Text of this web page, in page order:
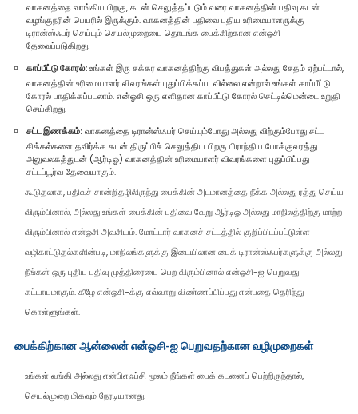
வாகனத்தை வாங்கிய பிறகு, கடன் செலுத்தப்படும் வரை வாகனத்தின் பதிவு கடன்
வழங்குநரின் பெயரில் இருக்கும். வாகனத்தின் பதிவை புதிய உரிமையாளருக்கு
டிரான்ஸ்ஃபர் செய்யும் செயல்முறையை தொடங்க பைக்கிற்கான என்ஓசி
தேவைப்படுகிறது.
காப்பீட்டு கோரல்:உங்கள் இரு சக்கர வாகனத்திற்கு விபத்துகள் அல்லது சேதம் ஏற்பட்டால்,
வாகனத்தின் உரிமையாளர் விவரங்கள் புதுப்பிக்கப்படவில்லை என்றால் உங்கள் காப்பீட்டு
கோரல் பாதிக்கப்படலாம். என்ஓசி ஒரு எளிதான காப்பீட்டு கோரல் செட்டில்மென்டை உறுதி
செய்கிறது.
சட்ட இணக்கம்:வாகனத்தை டிரான்ஸ்ஃபர் செய்யும்போது அல்லது விற்கும்போது சட்ட
சிக்கல்களை தவிர்க்க கடன் திருப்பிச் செலுத்திய பிறகு பிராந்திய போக்குவரத்து
அலுவலகத்துடன் (ஆர்டிஓ) வாகனத்தின் உரிமையாளர் விவரங்களை புதுப்பிப்பது
சட்டப்பூர்வ தேவையாகும்.
கூடுதலாக, பதிவுச் சான்றிதழிலிருந்து பைக்கின் அடமானத்தை நீக்க அல்லது ரத்து செய்ய
விரும்பினால், அல்லது உங்கள் பைக்கின் பதிவை வேறு ஆர்டிஓ அல்லது மாநிலத்திற்கு மாற்ற
விரும்பினால் என்ஓசி அவசியம். மோட்டார் வாகனச் சட்டத்தில் குறிப்பிடப்பட்டுள்ள
வழிகாட்டுதல்களின்படி, மாநிலங்களுக்கு இடையிலான பைக் டிரான்ஸ்ஃபர்களுக்கு அல்லது
நீங்கள் ஒரு புதிய பதிவு முத்திரையை பெற விரும்பினால் என்ஓசி-ஐ பெறுவது
கட்டாயமாகும். கீழே என்ஓசி-க்கு எவ்வாறு விண்ணப்பிப்பது என்பதை தெரிந்து
கொள்ளுங்கள்.
பைக்கிற்கான ஆன்லைன் என்ஓசி-ஐ பெறுவதற்கான வழிமுறைகள்
உங்கள் வங்கி அல்லது என்பிஎஃப்சி மூலம் நீங்கள் பைக் கடனைப் பெற்றிருந்தால்,
செயல்முறை மிகவும் நேரடியானது.